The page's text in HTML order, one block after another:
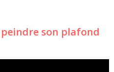
son plafond